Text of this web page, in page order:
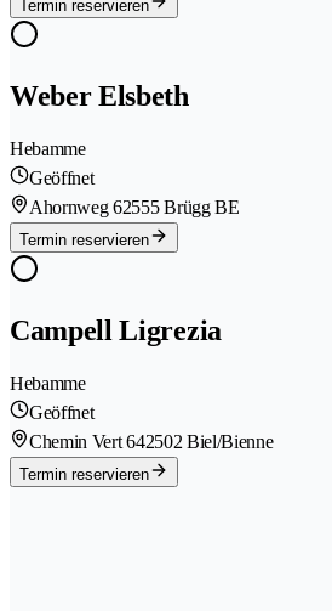
Termin reservieren
Weber Elsbeth
Hebamme
Geöffnet
Ahornweg 62555 Brügg BE
Termin reservieren
Campell Ligrezia
Hebamme
Geöffnet
Chemin Vert 642502 Biel/Bienne
Termin reservieren